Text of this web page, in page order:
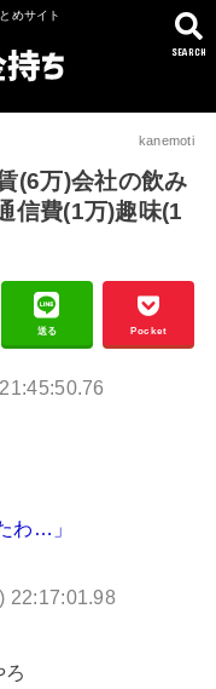
めサイト
SEARCH
kanemoti
(6万)会社の飲み
信費(1万)趣味(1
送る Pocket
わ…」
22:17:01.98